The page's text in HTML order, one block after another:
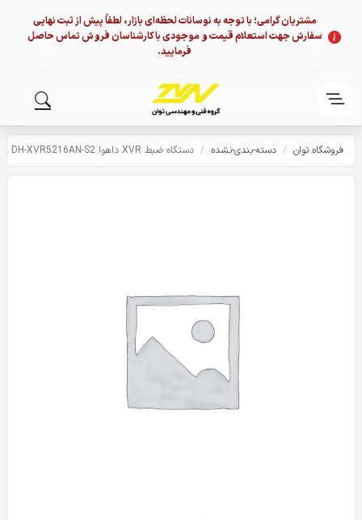
مشتریان گرامی؛ با توجه به نوسانات لحظه‌ای بازار، لطفاً پیش از ثبت نهایی
سفارش جهت استعلام قیمت و موجودی با کارشناسان فروش تماس حاصل
فرمایید.
فروشگاه توان / دسته-بندی-نشده / دستگاه ضبط XVR داهوا DAHUA DH-XVR5216AN-S2